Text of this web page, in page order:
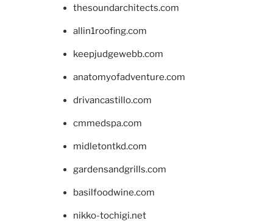
thesoundarchitects.com
allin1roofing.com
keepjudgewebb.com
anatomyofadventure.com
drivancastillo.com
cmmedspa.com
midletontkd.com
gardensandgrills.com
basilfoodwine.com
nikko-tochigi.net